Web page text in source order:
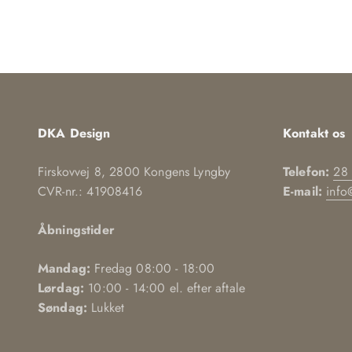
DKA Design
Firskovvej 8, 2800 Kongens Lyngby
CVR-nr.: 41908416
Åbningstider
Mandag: Fredag 08:00 - 18:00
Lørdag: 10:00 - 14:00 el. efter aftale
Søndag: Lukket
Kontakt os
Telefon: 28
E-mail: